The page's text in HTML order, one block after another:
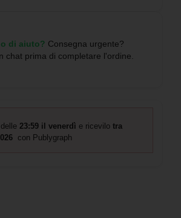
ed elegante, perfetto anche per utilizzi
sportiva. Il modello RWYP114
digitale gratuita da confermare o
produzione. I pagamenti accettati
di aiuto? Consegna urgente?
chat prima di completare l'ordine.
23:59 il venerdì e ricevilo tra
con Publygraph